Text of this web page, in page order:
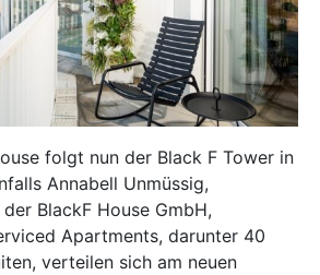
folgt nun der Black F Tower in
Annabell Unmüssig,
BlackF House GmbH,
Apartments, darunter 40
verteilen sich am neuen